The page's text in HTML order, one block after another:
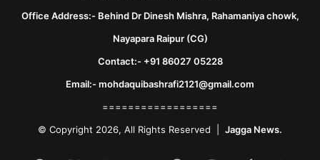
Office Address:- Behind Dr Dinesh Mishra, Rahamaniya chowk,
Nayapara Raipur (CG)
Contact:- +91 86027 05228
Email:- mohdaquibashrafi2121@gmail.com
==================
© Copyright 2026, All Rights Reserved | Jagga News.